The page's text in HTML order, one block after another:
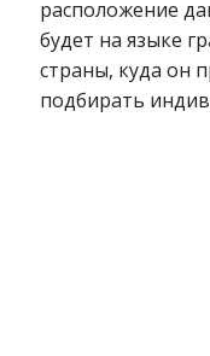
расположение
будет на языке
страны, куда он
подбирать